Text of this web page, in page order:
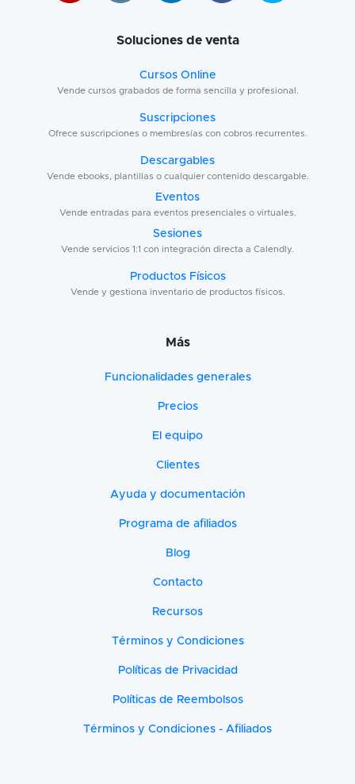
Soluciones de venta
Cursos Online
Vende cursos grabados de forma sencilla y profesional.
Suscripciones
Ofrece suscripciones o membresías con cobros recurrentes.
Descargables
Vende ebooks, plantillas o cualquier contenido descargable.
Eventos
Vende entradas para eventos presenciales o virtuales.
Sesiones
Vende servicios 1:1 con integración directa a Calendly.
Productos Físicos
Vende y gestiona inventario de productos físicos.
Más
Funcionalidades generales
Precios
El equipo
Clientes
Ayuda y documentación
Programa de afiliados
Blog
Contacto
Recursos
Términos y Condiciones
Políticas de Privacidad
Políticas de Reembolsos
Términos y Condiciones - Afiliados